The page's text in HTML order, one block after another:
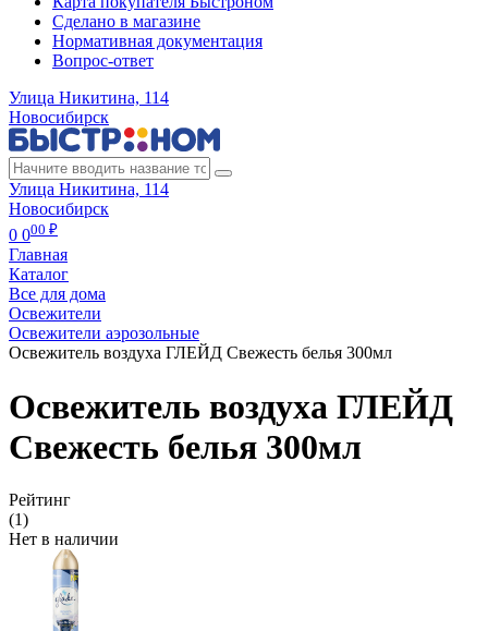
Сделано в магазине
Нормативная документация
Вопрос-ответ
Улица Никитина, 114
Новосибирск
Улица Никитина, 114
Новосибирск
0 000 ₽
Главная
Каталог
Все для дома
Освежители
Освежители аэрозольные
Освежитель воздуха ГЛЕЙД Свежесть белья 300мл
Освежитель воздуха ГЛЕЙД
Свежесть белья 300мл
Рейтинг
(1)
Нет в наличии